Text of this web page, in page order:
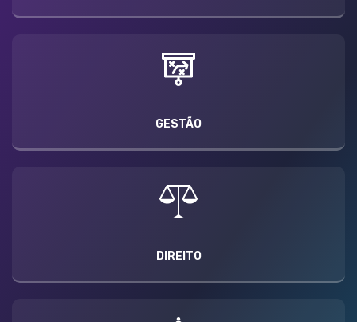
GESTÃO
DIREITO